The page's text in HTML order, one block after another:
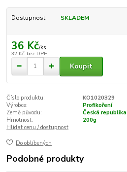
Dostupnost SKLADEM
36 Kč/ks
32 Kč bez DPH
Koupit
Číslo produktu:
KO1020329
Výrobce:
Profikoření
Země původu:
Česká republika
Hmotnost:
200g
Hlídat cenu / dostupnost
Do oblíbených
Podobné produkty